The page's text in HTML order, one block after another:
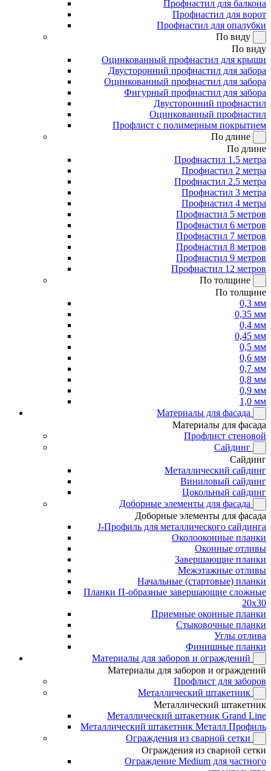
Профнастил для балкона
Профнастил для ворот
Профнастил для опалубки
По виду
По виду
Оцинкованный профнастил для крыши
Двусторонний профнастил для забора
Оцинкованный профнастил для забора
Фигурный профнастил для забора
Двусторонний профнастил
Оцинкованный профнастил
Профлист с полимерным покрытием
По длине
По длине
Профнастил 1.5 метра
Профнастил 2 метра
Профнастил 2.5 метра
Профнастил 3 метра
Профнастил 4 метра
Профнастил 5 метров
Профнастил 6 метров
Профнастил 7 метров
Профнастил 8 метров
Профнастил 9 метров
Профнастил 12 метров
По толщине
По толщине
0,3 мм
0,35 мм
0,4 мм
0,45 мм
0,5 мм
0,6 мм
0,7 мм
0,8 мм
0,9 мм
1,0 мм
Материалы для фасада
Материалы для фасада
Профлист стеновой
Сайдинг
Сайдинг
Металлический сайдинг
Виниловый сайдинг
Цокольный сайдинг
Доборные элементы для фасада
Доборные элементы для фасада
J-Профиль для металлического сайдинга
Околооконные планки
Оконные отливы
Завершающие планки
Межэтажные отливы
Начальные (стартовые) планки
Планки П-образные завершающие сложные
20x30
Приемные оконные планки
Стыковочные планки
Углы отлива
Финишные планки
Материалы для заборов и ограждений
Материалы для заборов и ограждений
Профлист для заборов
Металлический штакетник
Металлический штакетник
Металлический штакетник Grand Line
Металлический штакетник Металл Профиль
Ограждения из сварной сетки
Ограждения из сварной сетки
Ограждение Medium для частного